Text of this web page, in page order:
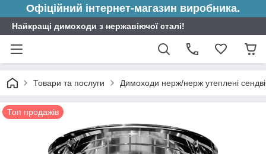
Офіційний інтернет-магазин виробника.
Найкращі димоходи з нержавіючої сталі!
Товари та послуги Димоходи нерж/нерж утеплені
Топ продажів